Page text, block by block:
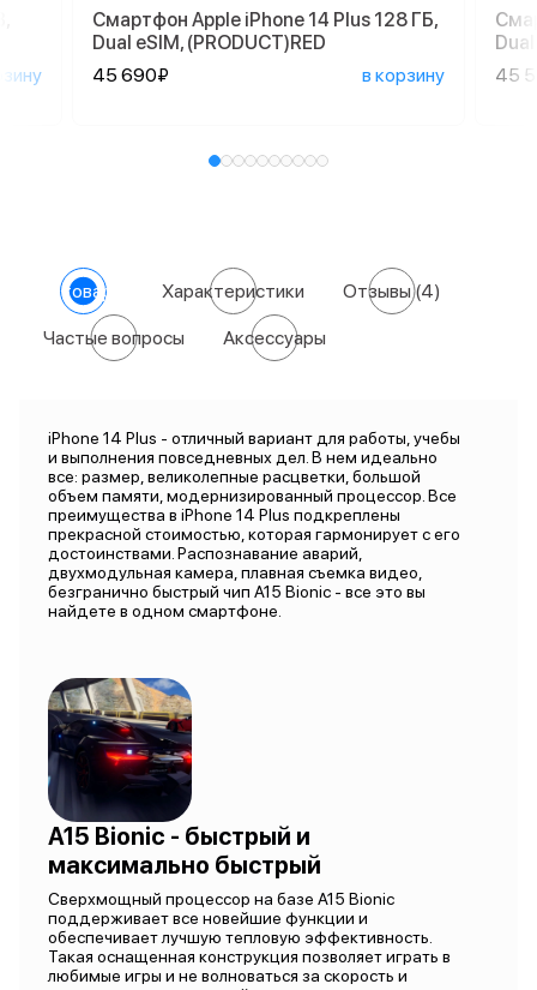
Смартфон Apple iPhone 14 Plus 128 ГБ,
Dual еSIM, (PRODUCT)RED
45 690₽
в корзину
45
О товаре Характеристики Отзывы(4)
Частые вопросы Аксессуары
iPhone 14 Plus - отличный вариант для работы, учебы
и выполнения повседневных дел. В нем идеально
все: размер, великолепные расцветки, большой
объем памяти, модернизированный процессор. Все
преимущества в iPhone 14 Plus подкреплены
прекрасной стоимостью, которая гармонирует с его
достоинствами. Распознавание аварий,
двухмодульная камера, плавная съемка видео,
безгранично быстрый чип A15 Bionic - все это вы
найдете в одном смартфоне.
A15 Bionic - быстрый и
максимально быстрый
Сверхмощный процессор на базе A15 Bionic
поддерживает все новейшие функции и
обеспечивает лучшую тепловую эффективность.
Такая оснащенная конструкция позволяет играть в
любимые игры и не волноваться за скорость и